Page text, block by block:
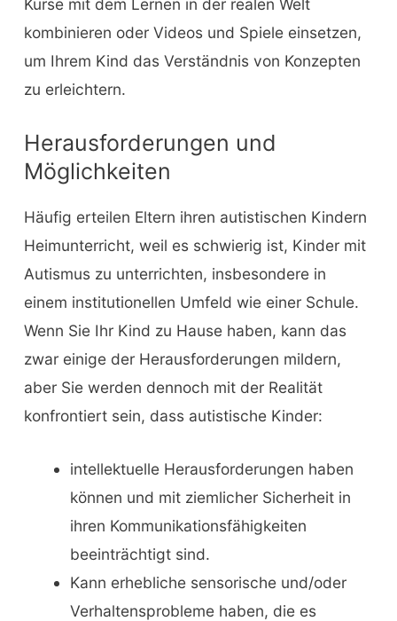
Kurse mit dem Lernen in der realen Welt
kombinieren oder Videos und Spiele einsetzen,
um Ihrem Kind das Verständnis von Konzepten
zu erleichtern.
Herausforderungen und
Möglichkeiten
Häufig erteilen Eltern ihren autistischen Kindern
Heimunterricht, weil es schwierig ist, Kinder mit
Autismus zu unterrichten, insbesondere in
einem institutionellen Umfeld wie einer Schule.
Wenn Sie Ihr Kind zu Hause haben, kann das
zwar einige der Herausforderungen mildern,
aber Sie werden dennoch mit der Realität
konfrontiert sein, dass autistische Kinder:
intellektuelle Herausforderungen haben
können und mit ziemlicher Sicherheit in
ihren Kommunikationsfähigkeiten
beeinträchtigt sind.
Kann erhebliche sensorische und/oder
Verhaltensprobleme haben, die es